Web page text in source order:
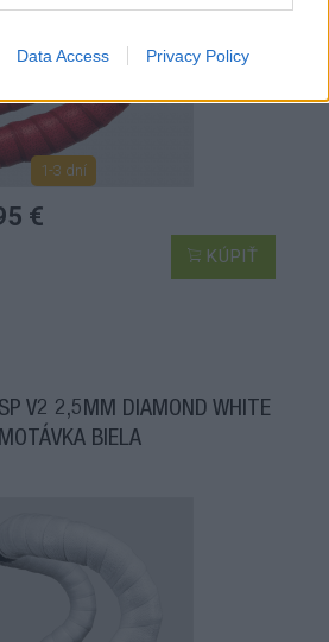
Data Access Privacy Policy
1-3 dní
€
KÚPIŤ
V2 2,5MM DIAMOND WHITE
BIELA